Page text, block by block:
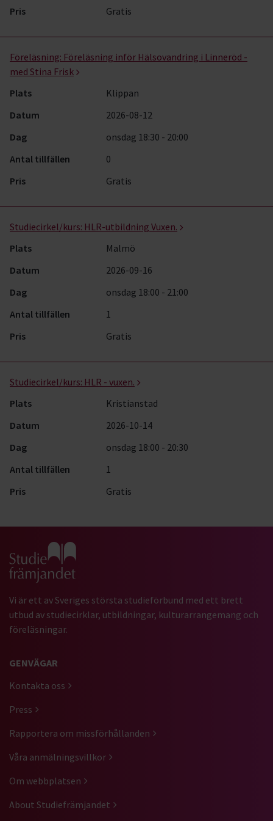
Pris
Gratis
Föreläsning: Föreläsning inför Hälsovandring i Linneröd -
med Stina Frisk
Plats
Klippan
Datum
2026-08-12
Dag
onsdag 18:30 - 20:00
Antal tillfällen
0
Pris
Gratis
Studiecirkel/kurs: HLR-utbildning Vuxen.
Plats
Malmö
Datum
2026-09-16
Dag
onsdag 18:00 - 21:00
Antal tillfällen
1
Pris
Gratis
Studiecirkel/kurs: HLR - vuxen.
Plats
Kristianstad
Datum
2026-10-14
Dag
onsdag 18:00 - 20:30
Antal tillfällen
1
Pris
Gratis
Gå till studiefrämjandets startsida
Vi är ett av Sveriges största studieförbund med ett brett
utbud av studiecirklar, utbildningar, kulturarrangemang och
föreläsningar.
GENVÄGAR
Kontakta oss
Press
Rapportera om missförhållanden
Våra anmälningsvillkor
Om webbplatsen
About Studiefrämjandet